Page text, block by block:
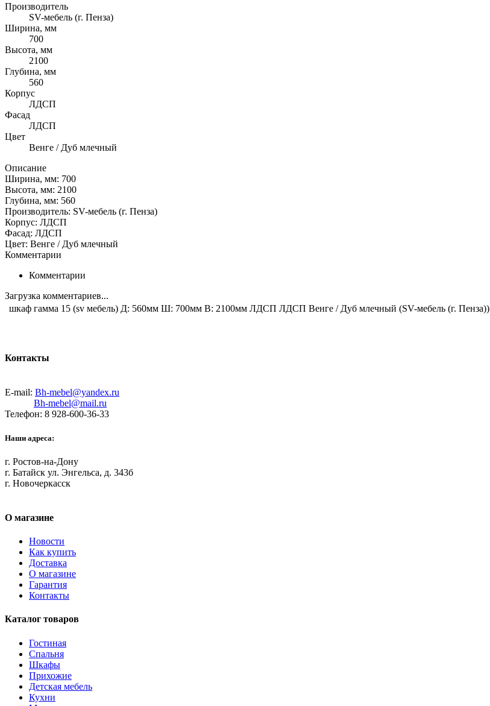
Производитель
SV-мебель (г. Пенза)
Ширина, мм
700
Высота, мм
2100
Глубина, мм
560
Корпус
ЛДСП
Фасад
ЛДСП
Цвет
Венге / Дуб млечный
Описание
Ширина, мм: 700
Высота, мм: 2100
Глубина, мм: 560
Производитель: SV-мебель (г. Пенза)
Корпус: ЛДСП
Фасад: ЛДСП
Цвет: Венге / Дуб млечный
Комментарии
Комментарии
Загрузка комментариев...
шкаф гамма 15 (sv мебель) Д: 560мм Ш: 700мм В: 2100мм ЛДСП ЛДСП Венге / Дуб млечный (SV-мебель (г. Пенза))
Контакты
E-mail: Bh-mebel@yandex.ru
Bh-mebel@mail.ru
Телефон: 8 928-600-36-33
Наши адреса:
г. Ростов-на-Дону
г. Батайск ул. Энгельса, д. 343б
г. Новочеркасск
О магазине
Новости
Как купить
Доставка
О магазине
Гарантия
Контакты
Каталог товаров
Гостиная
Спальня
Шкафы
Прихожие
Детская мебель
Кухни